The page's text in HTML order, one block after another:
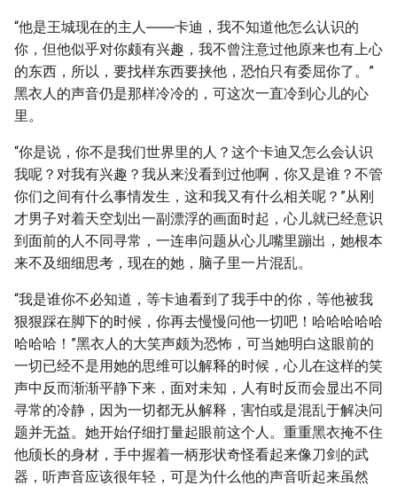
“他是王城现在的主人――卡迪，我不知道他怎么认识的
你，但他似乎对你颇有兴趣，我不曾注意过他原来也有上心
的东西，所以，要找样东西要挟他，恐怕只有委屈你了。”
黑衣人的声音仍是那样冷冷的，可这次一直冷到心儿的心
里。
“你是说，你不是我们世界里的人？这个卡迪又怎么会认识
我呢？对我有兴趣？我从来没看到过他啊，你又是谁？不管
你们之间有什么事情发生，这和我又有什么相关呢？”从刚
才男子对着天空划出一副漂浮的画面时起，心儿就已经意识
到面前的人不同寻常，一连串问题从心儿嘴里蹦出，她根本
来不及细细思考，现在的她，脑子里一片混乱。
“我是谁你不必知道，等卡迪看到了我手中的你，等他被我
狠狠踩在脚下的时候，你再去慢慢问他一切吧！哈哈哈哈哈
哈哈哈！”黑衣人的大笑声颇为恐怖，可当她明白这眼前的
一切已经不是用她的思维可以解释的时候，心儿在这样的笑
声中反而渐渐平静下来，面对未知，人有时反而会显出不同
寻常的冷静，因为一切都无从解释，害怕或是混乱于解决问
题并无益。她开始仔细打量起眼前这个人。重重黑衣掩不住
他颀长的身材，手中握着一柄形状奇怪看起来像刀剑的武
器，听声音应该很年轻，可是为什么他的声音听起来虽然